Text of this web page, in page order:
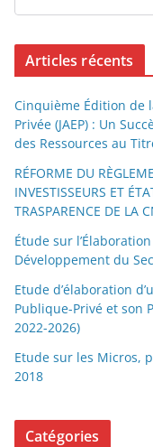
Articles récents
Cinquième Édition de
Privée (JAEP) : Un
des Ressources au
RÉFORME DU
INVESTISSEURS ET
TRASPARENCE DE LA
Étude sur
Développement du
Etude d’élaboration
Publique-Privé et son
2022-2026)
Etude sur les Micros,
2018
Catégories